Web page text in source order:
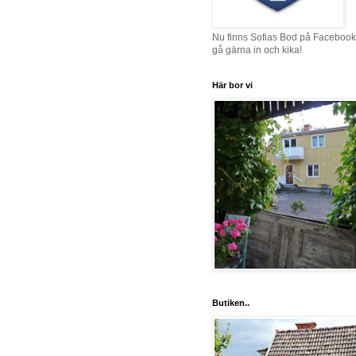
Nu finns Sofias Bod på
gå gärna in och kika!
Här bor vi
Butiken..